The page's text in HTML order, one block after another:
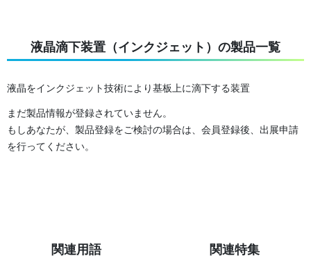
液晶滴下装置（インクジェット）の製品一覧
液晶をインクジェット技術により基板上に滴下する装置
まだ製品情報が登録されていません。
もしあなたが、製品登録をご検討の場合は、会員登録後、出展申請
を行ってください。
関連用語 関連特集